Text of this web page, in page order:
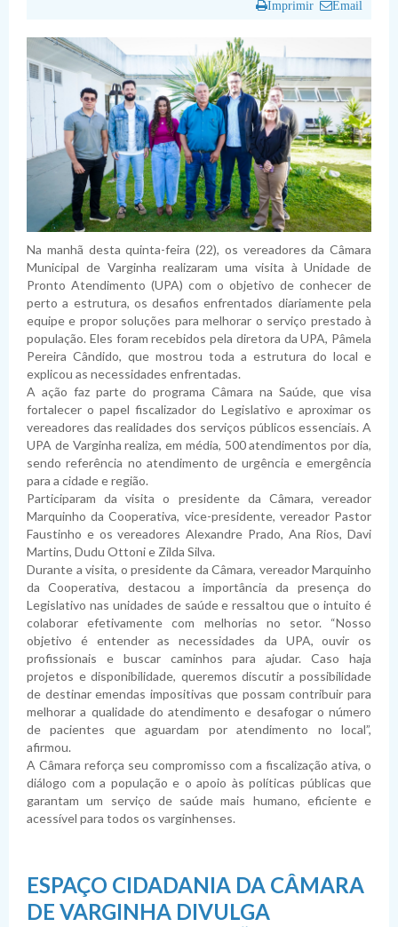
Imprimir Email
Na manhã desta quinta-feira (22), os vereadores da Câmara
Municipal de Varginha realizaram uma visita à Unidade de
Pronto Atendimento (UPA) com o objetivo de conhecer de
perto a estrutura, os desafios enfrentados diariamente pela
equipe e propor soluções para melhorar o serviço prestado à
população. Eles foram recebidos pela diretora da UPA, Pâmela
Pereira Cândido, que mostrou toda a estrutura do local e
explicou as necessidades enfrentadas.
A ação faz parte do programa Câmara na Saúde, que visa
fortalecer o papel fiscalizador do Legislativo e aproximar os
vereadores das realidades dos serviços públicos essenciais. A
UPA de Varginha realiza, em média, 500 atendimentos por dia,
sendo referência no atendimento de urgência e emergência
para a cidade e região.
Participaram da visita o presidente da Câmara, vereador
Marquinho da Cooperativa, vice-presidente, vereador Pastor
Faustinho e os vereadores Alexandre Prado, Ana Rios, Davi
Martins, Dudu Ottoni e Zilda Silva.
Durante a visita, o presidente da Câmara, vereador Marquinho
da Cooperativa, destacou a importância da presença do
Legislativo nas unidades de saúde e ressaltou que o intuito é
colaborar efetivamente com melhorias no setor. “Nosso
objetivo é entender as necessidades da UPA, ouvir os
profissionais e buscar caminhos para ajudar. Caso haja
projetos e disponibilidade, queremos discutir a possibilidade
de destinar emendas impositivas que possam contribuir para
melhorar a qualidade do atendimento e desafogar o número
de pacientes que aguardam por atendimento no local”,
afirmou.
A Câmara reforça seu compromisso com a fiscalização ativa, o
diálogo com a população e o apoio às políticas públicas que
garantam um serviço de saúde mais humano, eficiente e
acessível para todos os varginhenses.
ESPAÇO CIDADANIA DA CÂMARA
DE VARGINHA DIVULGA